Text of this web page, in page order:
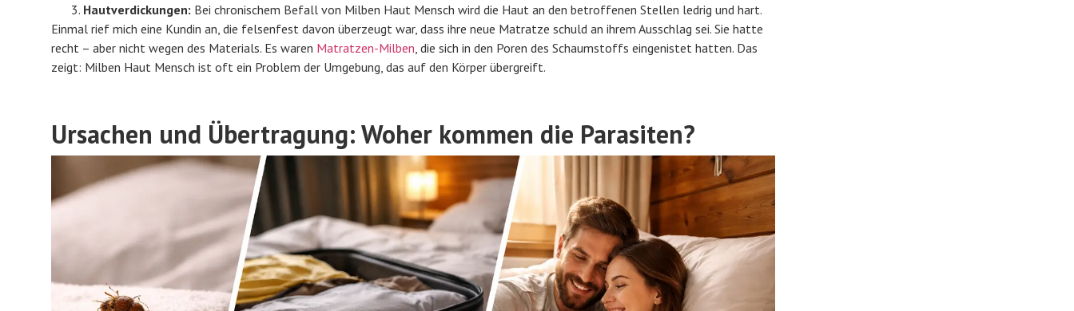
Hautverdickungen: Bei chronischem Befall von Milben Haut Mensch wird die Haut an den betroffenen Stellen ledrig und hart.
Einmal rief mich eine Kundin an, die felsenfest davon überzeugt war, dass ihre neue Matratze schuld an ihrem Ausschlag sei. Sie hatte
recht – aber nicht wegen des Materials. Es waren Matratzen-Milben , die sich in den Poren des Schaumstoffs eingenistet hatten. Das
zeigt: Milben Haut Mensch ist oft ein Problem der Umgebung, das auf den Körper übergreift.
Ursachen und Übertragung: Woher kommen die Parasiten?